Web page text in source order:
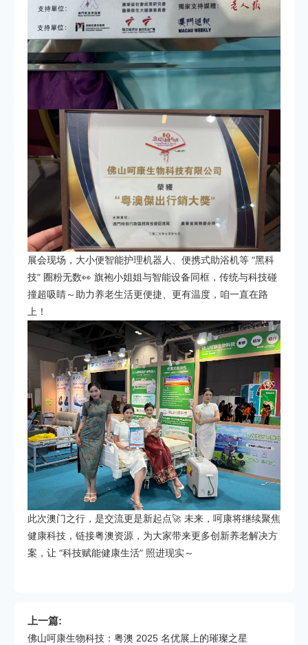
展会现场，大小便智能护理机器人、便携式助浴机等 “黑科
技” 圈粉无数👀 旗袍小姐姐与智能设备同框，传统与科技碰
撞超吸睛～助力养老生活更便捷、更有温度，咱一直在路
上！
此次澳门之行，是交流更是新起点🚀 未来，呵康将继续聚焦
健康科技，链接粤澳资源，为大家带来更多创新养老解决方
案，让 “科技赋能健康生活” 照进现实～
上一篇:
佛山呵康生物科技：粤澳 2025 名优展上的璀璨之星